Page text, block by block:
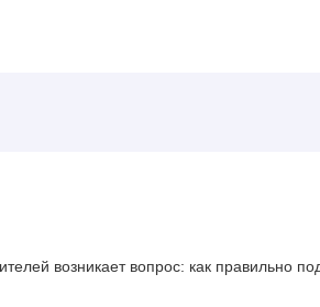
возникает вопрос: как правильно